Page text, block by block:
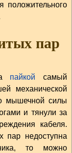
положительного
пар
пайкой самый
механической
мышечной силы
и тянули за
кабеля.
пар недоступна
то можно